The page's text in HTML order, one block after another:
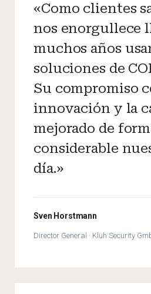
«Como clientes
nos enorgullece
muchos años
soluciones de
Su compromiso
innovación y la
mejorado de
considerable
día.»
Sven Horstmann
Director General · Klüh Security